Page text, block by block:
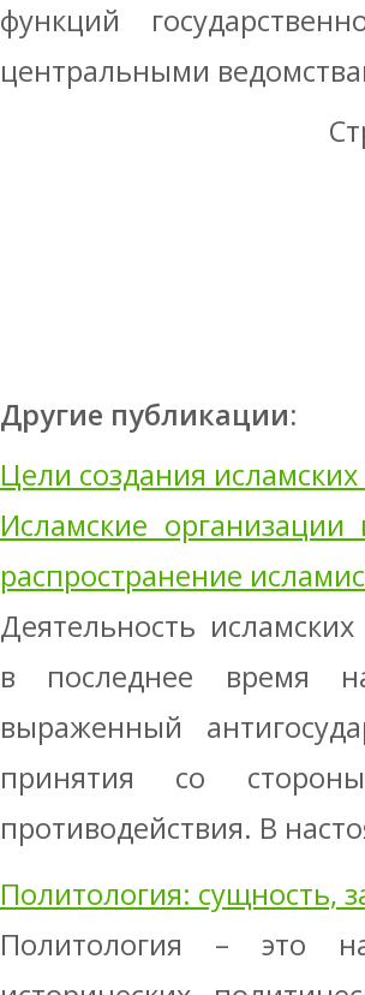
функций
центральными
Другие публикации:
Цели создания
Исламские
распространение
Деятельность
в последнее время
выраженный
принятия со
противодействия. В
Политология: сущность,
Политология – это